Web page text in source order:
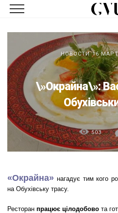
НОВОСТИ 16
\»Окрайна\»:
503
«Окрайна» нагадує тим кого
на Обухівську трасу.
Ресторан працює цілодобово та